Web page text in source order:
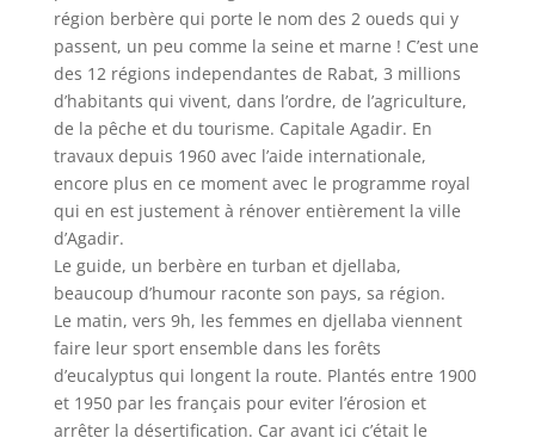
région berbère qui porte le nom des 2 oueds qui y
passent, un peu comme la seine et marne ! C’est une
des 12 régions independantes de Rabat, 3 millions
d’habitants qui vivent, dans l’ordre, de l’agriculture,
de la pêche et du tourisme. Capitale Agadir. En
travaux depuis 1960 avec l’aide internationale,
encore plus en ce moment avec le programme royal
qui en est justement à rénover entièrement la ville
d’Agadir.
Le guide, un berbère en turban et djellaba,
beaucoup d’humour raconte son pays, sa région.
Le matin, vers 9h, les femmes en djellaba viennent
faire leur sport ensemble dans les forêts
d’eucalyptus qui longent la route. Plantés entre 1900
et 1950 par les français pour eviter l’érosion et
arrêter la désertification. Car avant ici c’était le